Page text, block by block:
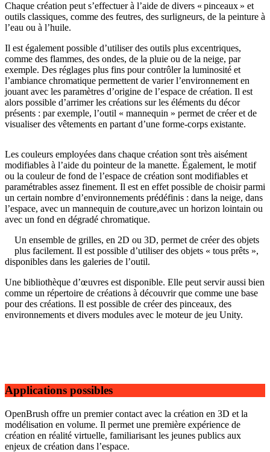
Chaque création peut s’effectuer à l’aide de divers « pinceaux » et
outils classiques, comme des feutres, des surligneurs, de la peinture à
l’eau ou à l’huile.
Il est également possible d’utiliser des outils plus excentriques,
comme des flammes, des ondes, de la pluie ou de la neige, par
exemple. Des réglages plus fins pour contrôler la luminosité et
l’ambiance chromatique permettent de varier l’environnement en
jouant avec les paramètres d’origine de l’espace de création. Il est
alors possible d’arrimer les créations sur les éléments du décor
présents : par exemple, l’outil « mannequin » permet de créer et de
visualiser des vêtements en partant d’une forme-corps existante.
Les couleurs employées dans chaque création sont très aisément
modifiables à l’aide du pointeur de la manette. Également, le motif
ou la couleur de fond de l’espace de création sont modifiables et
paramétrables assez finement. Il est en effet possible de choisir parmi
un certain nombre d’environnements prédéfinis : dans la neige, dans
l’espace, avec un mannequin de couture,avec un horizon lointain ou
avec un fond en dégradé chromatique.
Un ensemble de grilles, en 2D ou 3D, permet de créer des objets
plus facilement. Il est possible d’utiliser des objets « tous prêts »,
disponibles dans les galeries de l’outil.
Une bibliothèque d’œuvres est disponible. Elle peut servir aussi bien
comme un répertoire de créations à découvrir que comme une base
pour des créations. Il est possible de créer des pinceaux, des
environnements et divers modules avec le moteur de jeu Unity.
Applications possibles
OpenBrush offre un premier contact avec la création en 3D et la
modélisation en volume. Il permet une première expérience de
création en réalité virtuelle, familiarisant les jeunes publics aux
enjeux de création dans l’espace.